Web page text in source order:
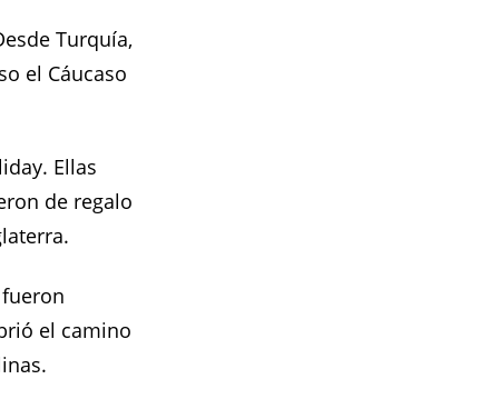
Turquía,
el Cáucaso
Ellas
de regalo
el camino